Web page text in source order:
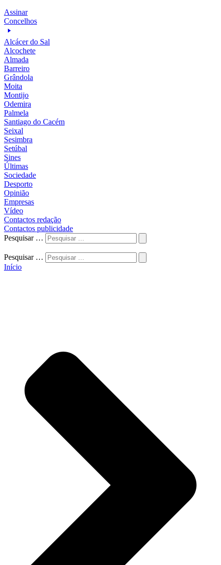
Assinar
Concelhos
Alcácer do Sal
Alcochete
Almada
Barreiro
Grândola
Moita
Montijo
Odemira
Palmela
Santiago do Cacém
Seixal
Sesimbra
Setúbal
Sines
Últimas
Sociedade
Desporto
Opinião
Empresas
Vídeo
Contactos redação
Contactos publicidade
Pesquisar …
Pesquisar …
Início